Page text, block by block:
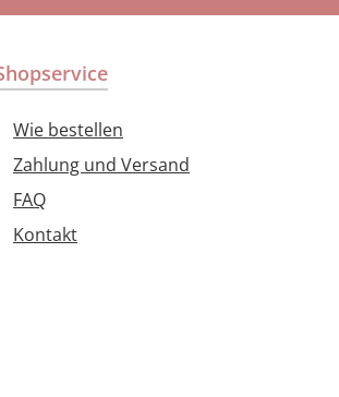
Wie bestellen
Zahlung und Versand
FAQ
Kontakt